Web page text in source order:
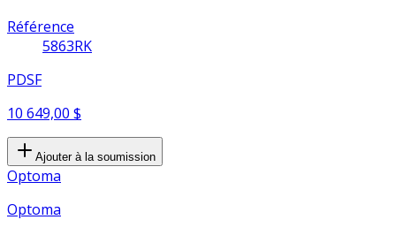
Référence
5863RK
PDSF
10 649,00 $
Ajouter à la soumission
Optoma
Optoma